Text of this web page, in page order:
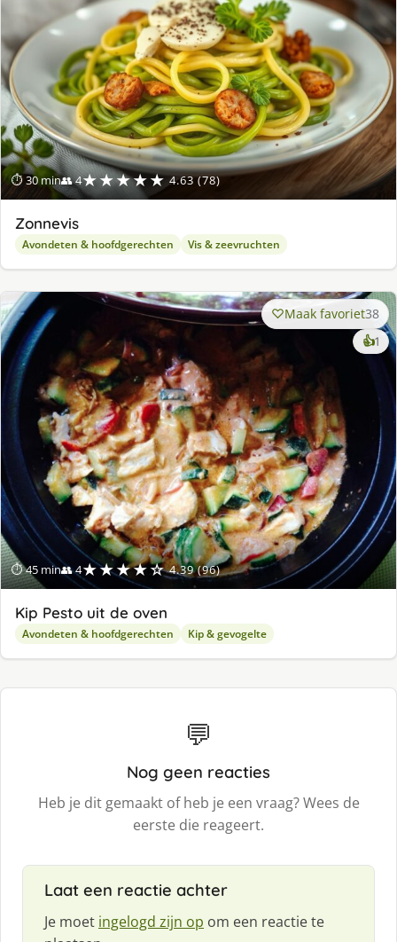
⏱ 30 min👥 4★★★★★ 4.63 (78)
Zonnevis
Avondeten & hoofdgerechten Vis & zeevruchten
⏱ 45 min👥 4★★★★☆ 4.39 (96)
Maak favoriet38
👍1
Kip Pesto uit de oven
Avondeten & hoofdgerechten Kip & gevogelte
💬
Nog geen reacties
Heb je dit gemaakt of heb je een vraag? Wees de
eerste die reageert.
Laat een reactie achter
Je moet ingelogd zijn op om een reactie te